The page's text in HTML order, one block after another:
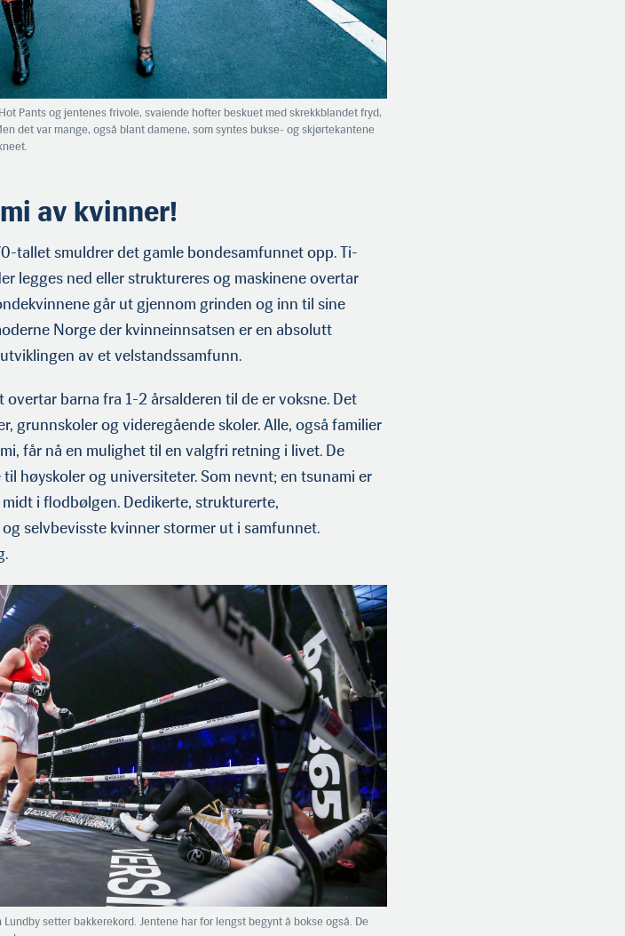
Pants og jentenes frivole, svaiende hofter beskuet med skrekkblandet fryd,
det var mange, også blant damene, som syntes bukse- og skjørtekantene
av kvinner!
tallet smuldrer det gamle bondesamfunnet opp. Ti-
legges ned eller struktureres og maskinene overtar
går ut gjennom grinden og inn til sine
Norge der kvinneinnsatsen er en absolutt
av et velstandssamfunn.
overtar barna fra 1-2 årsalderen til de er voksne. Det
grunnskoler og videregående skoler. Alle, også familier
får nå en mulighet til en valgfri retning i livet. De
høyskoler og universiteter. Som nevnt; en tsunami er
i flodbølgen. Dedikerte, strukturerte,
selvbevisste kvinner stormer ut i samfunnet.
Lundby setter bakkerekord. Jentene har for lengst begynt å bokse også. De